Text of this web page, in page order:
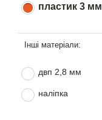
пластик 3 мм
двп 2,8 мм
наліпка